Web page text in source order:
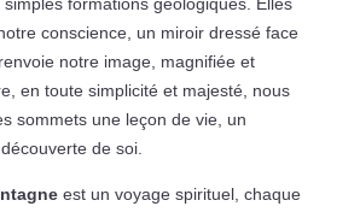
formations géologiques. Elles
conscience, un miroir dressé face
notre image, magnifiée et
en toute simplicité et majesté, nous
sommets une leçon de vie, un
de soi.
est un voyage spirituel, chaque